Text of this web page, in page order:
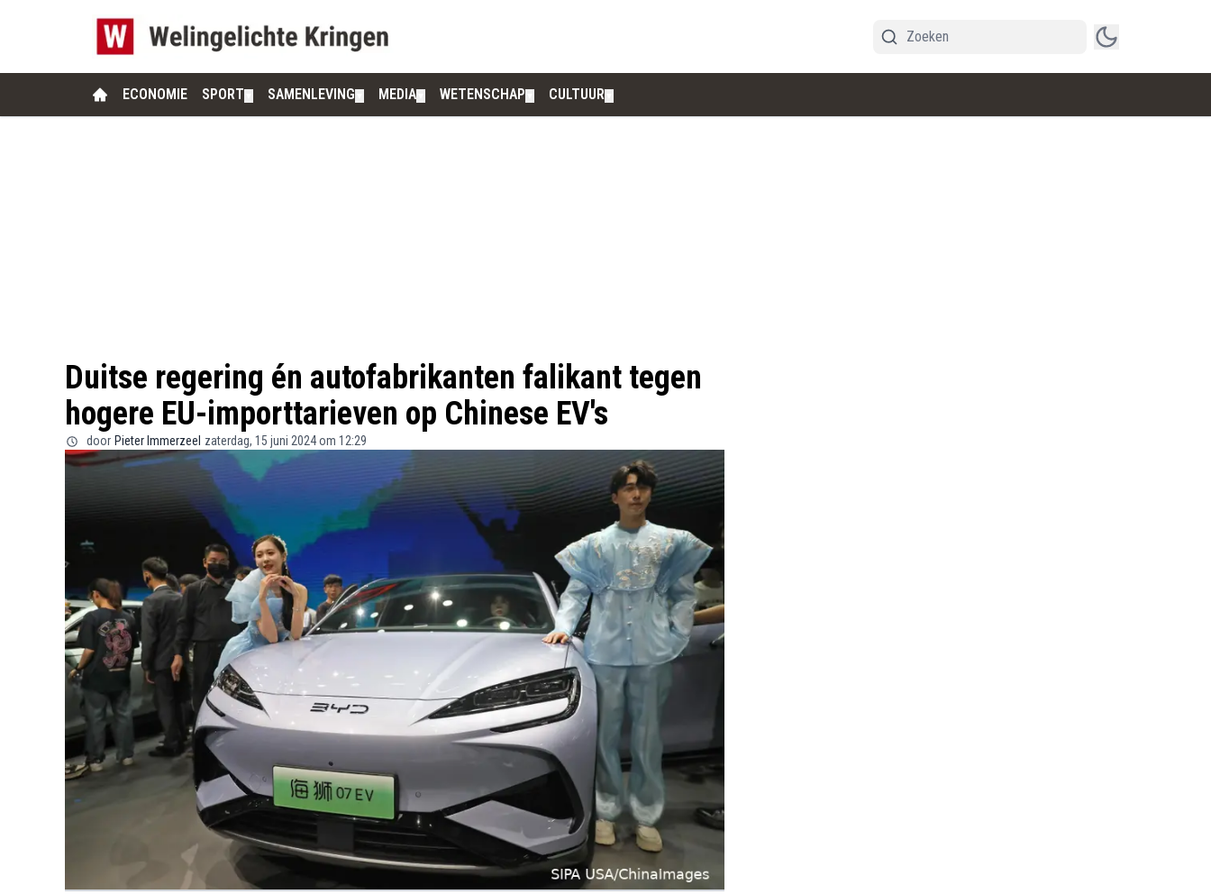
ECONOMIE SPORT SAMENLEVING MEDIA WETENSCHAP CULTUUR
Duitse regering én autofabrikanten falikant tegen
hogere EU-importtarieven op Chinese EV's
door Pieter Immerzeel zaterdag, 15 juni 2024 om 12:29